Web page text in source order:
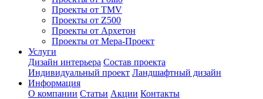
Проекты от TMV
Проекты от Z500
Проекты от Архетон
Проекты от Мера-Проект
Услуги
Дизайн интерьера Состав проекта
Индивидуальный проект Ландшафтный дизайн
Информация
О компании Статьи Акции Контакты